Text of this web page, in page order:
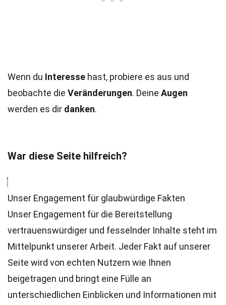
Wenn du Interesse hast, probiere es aus und
beobachte die Veränderungen. Deine Augen
werden es dir danken.
War diese Seite hilfreich?
Unser Engagement für glaubwürdige Fakten
Unser Engagement für die Bereitstellung
vertrauenswürdiger und fesselnder Inhalte steht im
Mittelpunkt unserer Arbeit. Jeder Fakt auf unserer
Seite wird von echten Nutzern wie Ihnen
beigetragen und bringt eine Fülle an
unterschiedlichen Einblicken und Informationen mit